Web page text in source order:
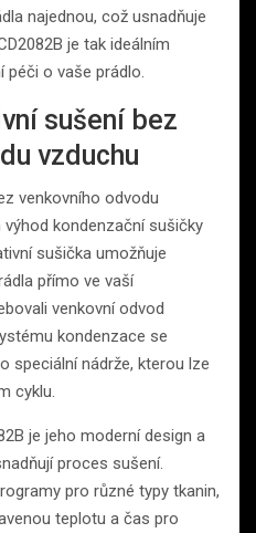
najednou, což usnadňuje
je tak ideálním
péči o vaše prádlo.
sušení bez
vzduchu
venkovního odvodu
kondenzační sušičky
sušička umožňuje
přímo ve vaší
venkovní odvod
kondenzace se
speciální nádrže, kterou lze
cyklu.
je jeho moderní design a
proces sušení.
pro různé typy tkanin,
teplotu a čas pro